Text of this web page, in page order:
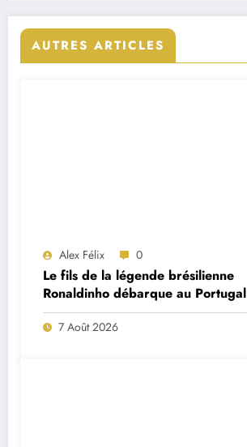
AUTRES ARTICLES
Alex Félix 0
Le fils de la légende brésilienne
Ronaldinho débarque au Portugal
7 Août 2026